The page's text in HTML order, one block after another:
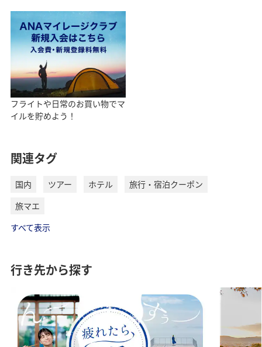
フライトや日常のお買い物でマ
イルを貯めよう！
関連タグ
国内 ツアー ホテル
旅行・宿泊クーポン
旅マエ
すべて表示
行き先から探す